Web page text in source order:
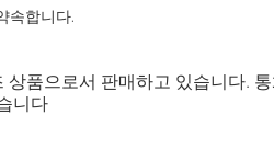
속합니다.
품으로서 판매하고 있습니다.
니다